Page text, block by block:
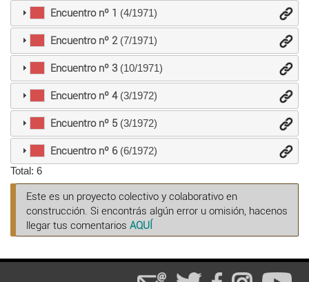
Encuentro nº 1 (4/1971)
Encuentro nº 2(7/1971)
Encuentro nº 3(10/1971)
Encuentro nº 4(3/1972)
Encuentro nº 5(3/1972)
Encuentro nº 6(6/1972)
Total: 6
Este es un proyecto colectivo y colaborativo en
construcción. Si encontrás algún error u omisión, hacenos
llegar tus comentarios AQUÍ